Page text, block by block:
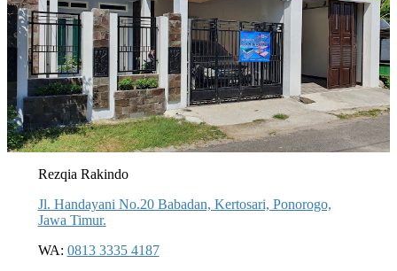
Rezqia Rakindo
Jl. Handayani No.20 Babadan, Kertosari, Ponorogo,
Jawa Timur.
WA: 0813 3335 4187